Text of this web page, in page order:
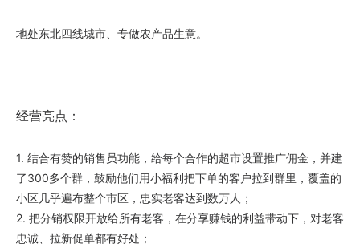
地处东北四线城市、专做农产品生意。
经营亮点：
1. 结合有赞的销售员功能，给每个合作的超市设置推广佣金，并建
了300多个群，鼓励他们用小福利把下单的客户拉到群里，覆盖的
小区几乎遍布整个市区，忠实老客达到数万人；
2. 把分销权限开放给所有老客，在分享赚钱的利益带动下，对老客
忠诚、拉新促单都有好处；